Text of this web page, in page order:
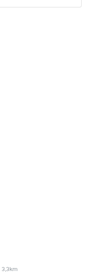
3,3km